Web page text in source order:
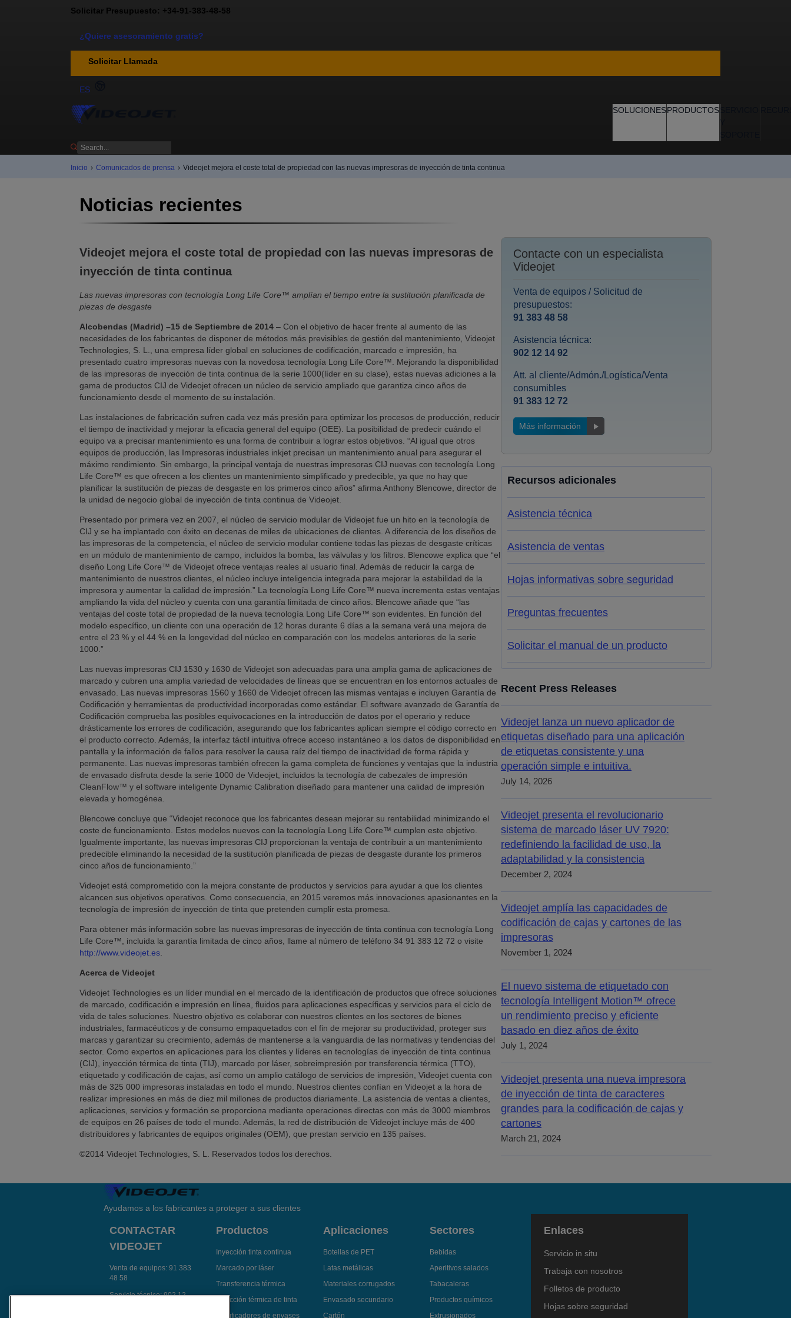
Solicitar Presupuesto: +34-91-383-48-58
¿Quiere asesoramiento gratis?
Solicitar Llamada
ES
SOLUCIONESPRODUCTOS
Y
Inicio › Comunicados de prensa › Videojet mejora el coste total de propiedad con las nuevas impresoras de inyección de tinta continua
Noticias recientes
Videojet mejora el coste total de propiedad con las nuevas impresoras de
inyección de tinta continua
Las nuevas impresoras con tecnología Long Life Core™ amplían el tiempo entre la sustitución planificada de
piezas de desgaste
Alcobendas (Madrid) –15 de Septiembre de 2014 – Con el objetivo de hacer frente al aumento de las
necesidades de los fabricantes de disponer de métodos más previsibles de gestión del mantenimiento, Videojet
Technologies, S. L., una empresa líder global en soluciones de codificación, marcado e impresión, ha
presentado cuatro impresoras nuevas con la novedosa tecnología Long Life Core™. Mejorando la disponibilidad
de las impresoras de inyección de tinta continua de la serie 1000(líder en su clase), estas nuevas adiciones a la
gama de productos CIJ de Videojet ofrecen un núcleo de servicio ampliado que garantiza cinco años de
funcionamiento desde el momento de su instalación.
Las instalaciones de fabricación sufren cada vez más presión para optimizar los procesos de producción, reducir
el tiempo de inactividad y mejorar la eficacia general del equipo (OEE). La posibilidad de predecir cuándo el
equipo va a precisar mantenimiento es una forma de contribuir a lograr estos objetivos. “Al igual que otros
equipos de producción, las Impresoras industriales inkjet precisan un mantenimiento anual para asegurar el
máximo rendimiento. Sin embargo, la principal ventaja de nuestras impresoras CIJ nuevas con tecnología Long
Life Core™ es que ofrecen a los clientes un mantenimiento simplificado y predecible, ya que no hay que
planificar la sustitución de piezas de desgaste en los primeros cinco años” afirma Anthony Blencowe, director de
la unidad de negocio global de inyección de tinta continua de Videojet.
Presentado por primera vez en 2007, el núcleo de servicio modular de Videojet fue un hito en la tecnología de
CIJ y se ha implantado con éxito en decenas de miles de ubicaciones de clientes. A diferencia de los diseños de
las impresoras de la competencia, el núcleo de servicio modular contiene todas las piezas de desgaste críticas
en un módulo de mantenimiento de campo, incluidos la bomba, las válvulas y los filtros. Blencowe explica que “el
diseño Long Life Core™ de Videojet ofrece ventajas reales al usuario final. Además de reducir la carga de
mantenimiento de nuestros clientes, el núcleo incluye inteligencia integrada para mejorar la estabilidad de la
impresora y aumentar la calidad de impresión.” La tecnología Long Life Core™ nueva incrementa estas ventajas
ampliando la vida del núcleo y cuenta con una garantía limitada de cinco años. Blencowe añade que “las
ventajas del coste total de propiedad de la nueva tecnología Long Life Core™ son evidentes. En función del
modelo específico, un cliente con una operación de 12 horas durante 6 días a la semana verá una mejora de
entre el 23 % y el 44 % en la longevidad del núcleo en comparación con los modelos anteriores de la serie
1000.”
Las nuevas impresoras CIJ 1530 y 1630 de Videojet son adecuadas para una amplia gama de aplicaciones de
marcado y cubren una amplia variedad de velocidades de líneas que se encuentran en los entornos actuales de
envasado. Las nuevas impresoras 1560 y 1660 de Videojet ofrecen las mismas ventajas e incluyen Garantía de
Codificación y herramientas de productividad incorporadas como estándar. El software avanzado de Garantía de
Codificación comprueba las posibles equivocaciones en la introducción de datos por el operario y reduce
drásticamente los errores de codificación, asegurando que los fabricantes aplican siempre el código correcto en
el producto correcto. Además, la interfaz táctil intuitiva ofrece acceso instantáneo a los datos de disponibilidad en
pantalla y la información de fallos para resolver la causa raíz del tiempo de inactividad de forma rápida y
permanente. Las nuevas impresoras también ofrecen la gama completa de funciones y ventajas que la industria
de envasado disfruta desde la serie 1000 de Videojet, incluidos la tecnología de cabezales de impresión
CleanFlow™ y el software inteligente Dynamic Calibration diseñado para mantener una calidad de impresión
elevada y homogénea.
Blencowe concluye que “Videojet reconoce que los fabricantes desean mejorar su rentabilidad minimizando el
coste de funcionamiento. Estos modelos nuevos con la tecnología Long Life Core™ cumplen este objetivo.
Igualmente importante, las nuevas impresoras CIJ proporcionan la ventaja de contribuir a un mantenimiento
predecible eliminando la necesidad de la sustitución planificada de piezas de desgaste durante los primeros
cinco años de funcionamiento.”
Videojet está comprometido con la mejora constante de productos y servicios para ayudar a que los clientes
alcancen sus objetivos operativos. Como consecuencia, en 2015 veremos más innovaciones apasionantes en la
tecnología de impresión de inyección de tinta que pretenden cumplir esta promesa.
Para obtener más información sobre las nuevas impresoras de inyección de tinta continua con tecnología Long
Life Core™, incluida la garantía limitada de cinco años, llame al número de teléfono 34 91 383 12 72 o visite
http://www.videojet.es.
Acerca de Videojet
Videojet Technologies es un líder mundial en el mercado de la identificación de productos que ofrece soluciones
de marcado, codificación e impresión en línea, fluidos para aplicaciones específicas y servicios para el ciclo de
vida de tales soluciones. Nuestro objetivo es colaborar con nuestros clientes en los sectores de bienes
industriales, farmacéuticos y de consumo empaquetados con el fin de mejorar su productividad, proteger sus
marcas y garantizar su crecimiento, además de mantenerse a la vanguardia de las normativas y tendencias del
sector. Como expertos en aplicaciones para los clientes y líderes en tecnologías de inyección de tinta continua
(CIJ), inyección térmica de tinta (TIJ), marcado por láser, sobreimpresión por transferencia térmica (TTO),
etiquetado y codificación de cajas, así como un amplio catálogo de servicios de impresión, Videojet cuenta con
más de 325 000 impresoras instaladas en todo el mundo. Nuestros clientes confían en Videojet a la hora de
realizar impresiones en más de diez mil millones de productos diariamente. La asistencia de ventas a clientes,
aplicaciones, servicios y formación se proporciona mediante operaciones directas con más de 3000 miembros
de equipos en 26 países de todo el mundo. Además, la red de distribución de Videojet incluye más de 400
distribuidores y fabricantes de equipos originales (OEM), que prestan servicio en 135 países.
©2014 Videojet Technologies, S. L. Reservados todos los derechos.
Contacte con un especialista
Videojet
Venta de equipos / Solicitud de
presupuestos:
91 383 48 58
Asistencia técnica:
902 12 14 92
Att. al cliente/Admón./Logística/Venta
consumibles
91 383 12 72
Más información
Recursos adicionales
Asistencia técnica
Asistencia de ventas
Hojas informativas sobre seguridad
Preguntas frecuentes
Solicitar el manual de un producto
Recent Press Releases
Videojet lanza un nuevo aplicador de
etiquetas diseñado para una aplicación
de etiquetas consistente y una
operación simple e intuitiva.
July 14, 2026
Videojet presenta el revolucionario
sistema de marcado láser UV 7920:
redefiniendo la facilidad de uso, la
adaptabilidad y la consistencia
December 2, 2024
Videojet amplía las capacidades de
codificación de cajas y cartones de las
impresoras
November 1, 2024
El nuevo sistema de etiquetado con
tecnología Intelligent Motion™ ofrece
un rendimiento preciso y eficiente
basado en diez años de éxito
July 1, 2024
Videojet presenta una nueva impresora
de inyección de tinta de caracteres
grandes para la codificación de cajas y
cartones
March 21, 2024
Ayudamos a los fabricantes a proteger a sus clientes
CONTACTAR
VIDEOJET
Venta de equipos: 91 383
48 58
Servicio técnico:902 12
Productos
Inyección tinta continua
Marcado por láser
Transferencia térmica
Inyección térmica de tinta
Codificadores de envases
Aplicaciones
Botellas de PET
Latas metálicas
Materiales corrugados
Envasado secundario
Cartón
Sectores
Bebidas
Aperitivos salados
Tabacaleras
Productos químicos
Extrusionados
Enlaces
Servicio in situ
Trabaja con nosotros
Folletos de producto
Hojas sobre seguridad